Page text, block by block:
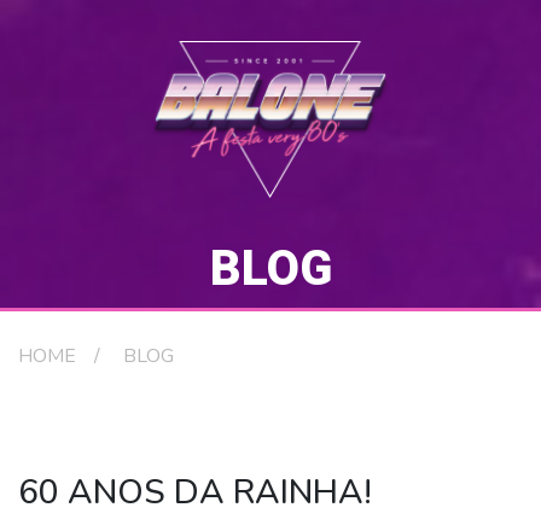
BLOG
HOME BLOG
60 ANOS DA RAINHA!